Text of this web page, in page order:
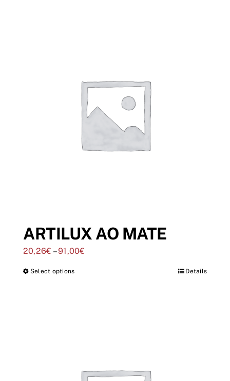
ARTILUX AO MATE
20,26€ –91,00€
Select options Details